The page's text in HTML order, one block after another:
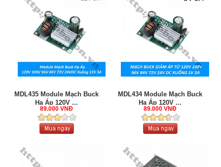
MDL435 Module Mạch Buck
Hạ Áp 120V ...
89.000 VNĐ
MDL434 Module Mạch Buck
Hạ Áp 120V ...
89.000 VNĐ